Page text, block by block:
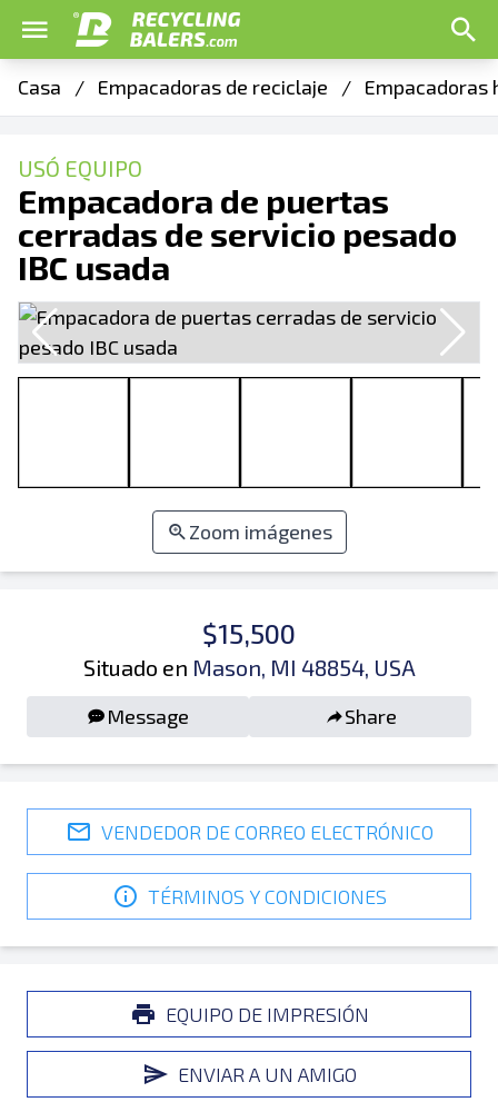
Casa / Empacadoras de reciclaje / Empacadoras
USÓ EQUIPO
Empacadora de puertas
cerradas de servicio pesado
IBC usada
Zoom imágenes
$15,500
Situado en Mason, MI 48854, USA
Message Share
VENDEDOR DE CORREO ELECTRÓNICO
TÉRMINOS Y CONDICIONES
EQUIPO DE IMPRESIÓN
ENVIAR A UN AMIGO